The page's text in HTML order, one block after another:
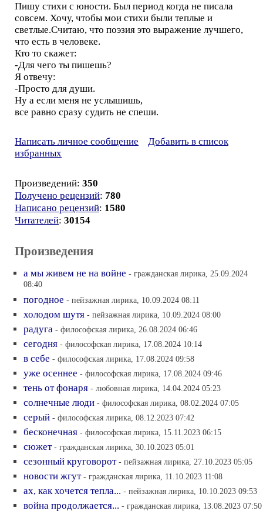
Пишу стихи с юности. Был период когда не писала
совсем. Хочу, чтобы мои стихи были теплые и
светлые.Считаю, что поэзия это выражение лучшего,
что есть в человеке.
Кто то скажет:
-Для чего ты пишешь?
Я отвечу:
-Просто для души.
Ну а если меня не услышишь,
все равно сразу судить не спеши.
Написать личное сообщение
Добавить в список
избранных
Произведений: 350
Получено рецензий: 780
Написано рецензий: 1580
Читателей: 30154
Произведения
а мы живем не на войне - гражданская лирика, 25.09.2024
08:40
погодное - пейзажная лирика, 10.09.2024 08:11
холодом шутя - пейзажная лирика, 10.09.2024 08:00
радуга - философская лирика, 26.08.2024 06:46
сегодня - философская лирика, 17.08.2024 10:14
в себе - философская лирика, 17.08.2024 09:58
уже осеннее - философская лирика, 17.08.2024 09:46
тень от фонаря - любовная лирика, 14.04.2024 05:23
солнечные люди - философская лирика, 08.02.2024 07:05
серый - философская лирика, 08.12.2023 07:42
бесконечная - философская лирика, 15.11.2023 06:15
сюжет - гражданская лирика, 30.10.2023 05:01
сезонный круговорот - пейзажная лирика, 27.10.2023 05:05
новости жгут - гражданская лирика, 11.10.2023 11:08
ах, как хочется тепла... - пейзажная лирика, 10.10.2023 09:53
война продолжается... - гражданская лирика, 13.08.2023 07:50